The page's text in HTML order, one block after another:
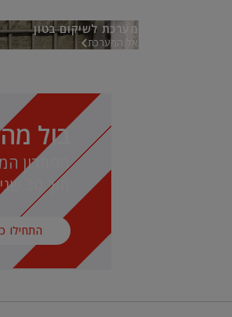
מערכת לשיקום בטון
אל המערכת
בול
הפתרון
תוך 30 שניות
התחילו